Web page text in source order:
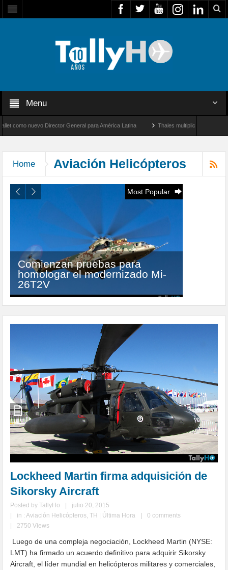
Menu
para América Latina Thales multiplica por diez su capacidad de producción de
Home Aviación Helicópteros
Most Popular
El increíble S-64F Aircrane de
Erickson
Lockheed Martin firma adquisición de
Sikorsky Aircraft
Posted byTallyHo |
julio 20, 2015
|
in :Aviación Helicópteros ,TH | Última Hora |
0 comments
|
2750 Views
Luego de una compleja negociación, Lockheed Martin (NYSE:
LMT) ha firmado un acuerdo definitivo para adquirir Sikorsky
Aircraft, el líder mundial en helicópteros militares y comerciales,